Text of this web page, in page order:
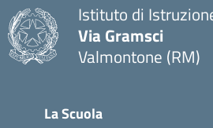
Istituto di
Via Gramsci
Valmontone (RM)
La Scuola